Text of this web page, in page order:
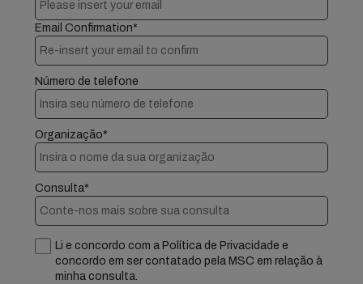
Email Confirmation*
Número de telefone
Organização*
Consulta*
Li e concordo com a Política de Privacidade e
concordo em ser contatado pela MSC em relação à
minha consulta.